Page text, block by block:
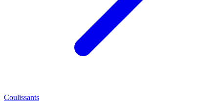
Coulissants